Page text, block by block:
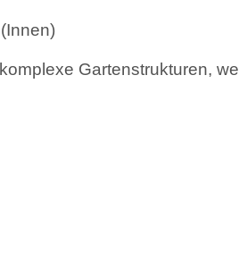
Gartenstrukturen,